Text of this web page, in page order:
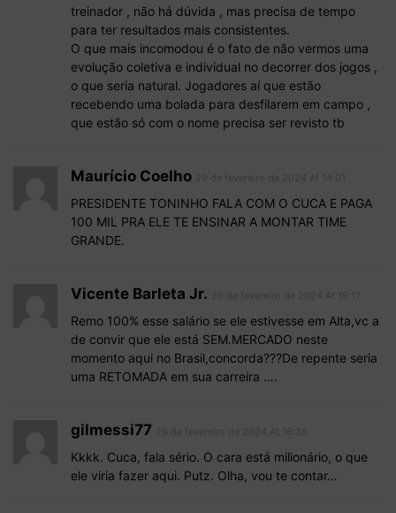
treinador , não há dúvida , mas precisa de tempo
para ter resultados mais consistentes.
O que mais incomodou é o fato de não vermos uma
evolução coletiva e individual no decorrer dos jogos ,
o que seria natural. Jogadores aí que estão
recebendo uma bolada para desfilarem em campo ,
que estão só com o nome precisa ser revisto tb
Maurício Coelho
PRESIDENTE TONINHO FALA COM O CUCA E PAGA
100 MIL PRA ELE TE ENSINAR A MONTAR TIME
GRANDE.
Vicente Barleta Jr.
Remo 100% esse salário se ele estivesse em Alta,vc a
de convir que ele está SEM.MERCADO neste
momento aqui no Brasil,concorda???De repente seria
uma RETOMADA em sua carreira ….
gilmessi77
Kkkk. Cuca, fala sério. O cara está milionário, o que
ele viria fazer aqui. Putz. Olha, vou te contar…